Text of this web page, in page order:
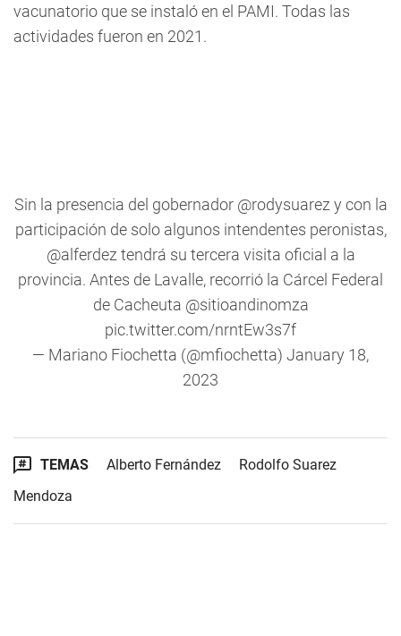
vacunatorio que se instaló en el PAMI. Todas las
actividades fueron en 2021.
Sin la presencia del gobernador @rodysuarez y con la
participación de solo algunos intendentes peronistas,
@alferdez tendrá su tercera visita oficial a la
provincia. Antes de Lavalle, recorrió la Cárcel Federal
de Cacheuta @sitioandinomza
pic.twitter.com/nrntEw3s7f
— Mariano Fiochetta (@mfiochetta) January 18,
2023
TEMAS Alberto Fernández
Rodolfo Suarez
Mendoza